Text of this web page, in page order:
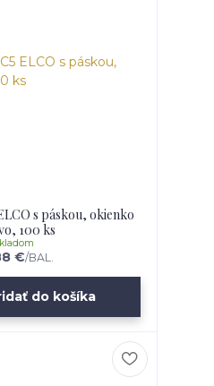
s páskou, okienko
100 ks
€/BAL.
do košíka